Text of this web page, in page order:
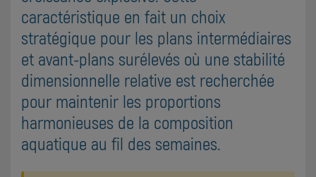
caractéristique en fait un choix
stratégique pour les plans intermédiaires
et avant-plans surélevés où une stabilité
dimensionnelle relative est recherchée
pour maintenir les proportions
harmonieuses de la composition
aquatique au fil des semaines.